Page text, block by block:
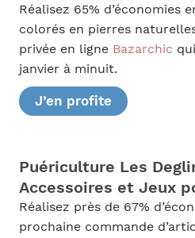
Réalisez 65% d’économies
colorés en pierres
privée en ligne Bazarchic
janvier à minuit.
J’en profite
Puériculture Les
Accessoires et Jeux
Réalisez près de 67%
prochaine commande